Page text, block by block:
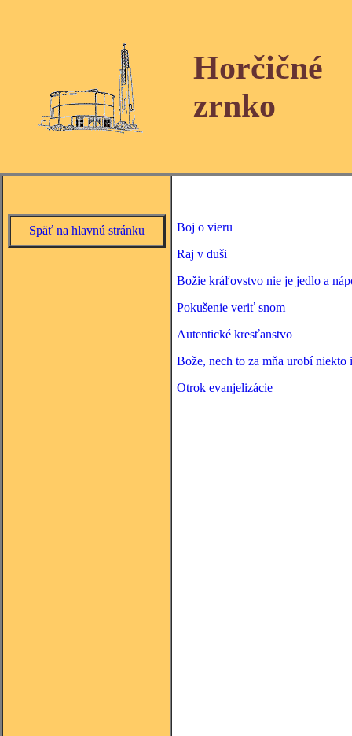
Horčičné
zrnko
Späť na hlavnú stránku
Boj o vieru
Raj v duši
Božie kráľovstvo nie je jedlo a
Pokušenie veriť snom
Autentické kresťanstvo
Bože, nech to za mňa urobí niekto
Otrok evanjelizácie